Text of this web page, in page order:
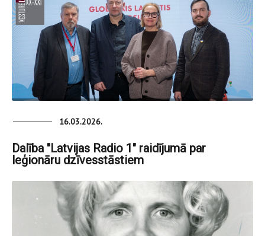
16.03.2026.
Dalība "Latvijas Radio 1" raidījumā par
leģionāru dzīvesstāstiem